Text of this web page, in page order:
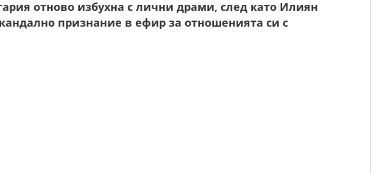
отново избухна с лични драми, след като Илиян
признание в ефир за отношенията си с